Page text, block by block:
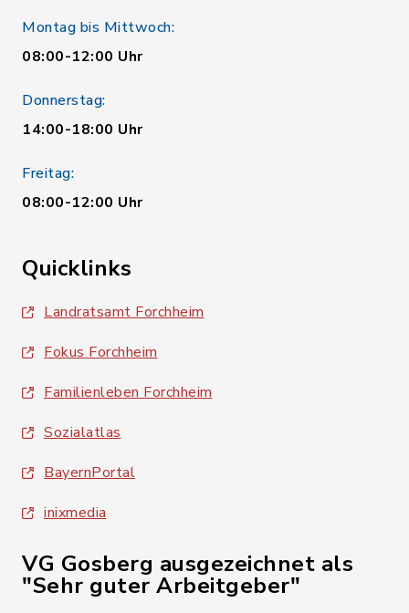
Montag bis Mittwoch:
08:00-12:00 Uhr
Donnerstag:
14:00-18:00 Uhr
Freitag:
08:00-12:00 Uhr
Quicklinks
Landratsamt Forchheim
Fokus Forchheim
Familienleben Forchheim
Sozialatlas
BayernPortal
inixmedia
VG Gosberg ausgezeichnet als
"Sehr guter Arbeitgeber"